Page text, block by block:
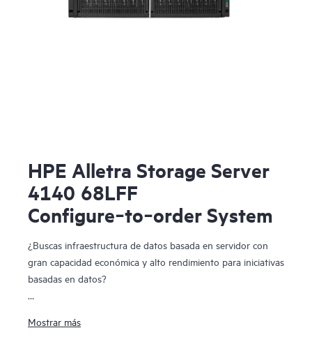
HPE Alletra Storage Server
4140 68LFF
Configure‑to‑order System
¿Buscas infraestructura de datos basada en servidor con
gran capacidad económica y alto rendimiento para iniciativas
basadas en datos?
específicamente para ejecutar cargas de trabajo intensivas
Mostrar más